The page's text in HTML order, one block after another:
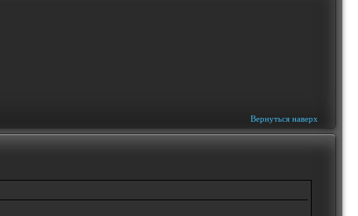
Вернуться наверх